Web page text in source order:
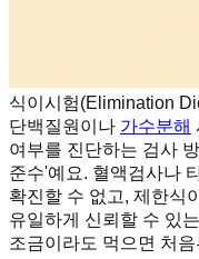
식이시험(Elimination
단백질원이나 가수분해
여부를 진단하는 검사
준수'예요. 혈액검사나
확진할 수 없고, 제한식
유일하게 신뢰할 수 있
조금이라도 먹으면 처